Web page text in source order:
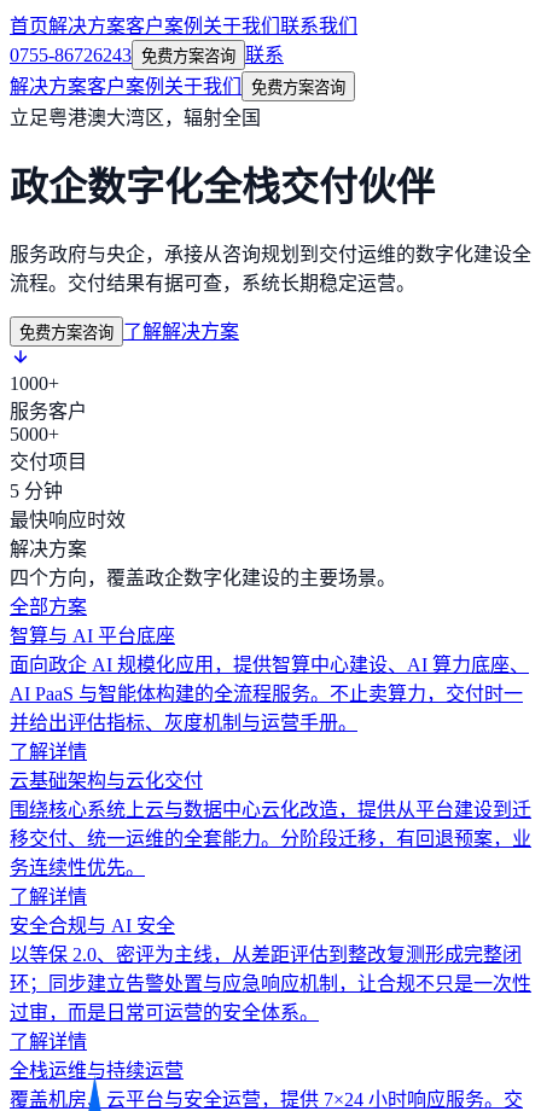
首页解决方案客户案例 关于我们 联系我们
0755-86726243 免费方案咨询 联系
解决方案客户案例 关于我们 免费方案咨询
立足粤港澳大湾区，辐射全国
政企数字化全栈交付伙伴
服务政府与央企，承接从咨询规划到交付运维的数字化建设全
流程。交付结果有据可查，系统长期稳定运营。
免费方案咨询 了解解决方案
1000+
服务客户
5000+
交付项目
5 分钟
最快响应时效
解决方案
四个方向，覆盖政企数字化建设的主要场景。
全部方案
智算与 AI 平台底座
面向政企 AI 规模化应用，提供智算中心建设、AI 算力底座、
AI PaaS 与智能体构建的全流程服务。不止卖算力，交付时一
并给出评估指标、灰度机制与运营手册。
了解详情
云基础架构与云化交付
围绕核心系统上云与数据中心云化改造，提供从平台建设到迁
移交付、统一运维的全套能力。分阶段迁移，有回退预案，业
务连续性优先。
了解详情
安全合规与 AI 安全
以等保 2.0、密评为主线，从差距评估到整改复测形成完整闭
环；同步建立告警处置与应急响应机制，让合规不只是一次性
过审，而是日常可运营的安全体系。
了解详情
全栈运维与持续运营
覆盖机房、云平台与安全运营，提供 7×24 小时响应服务。交